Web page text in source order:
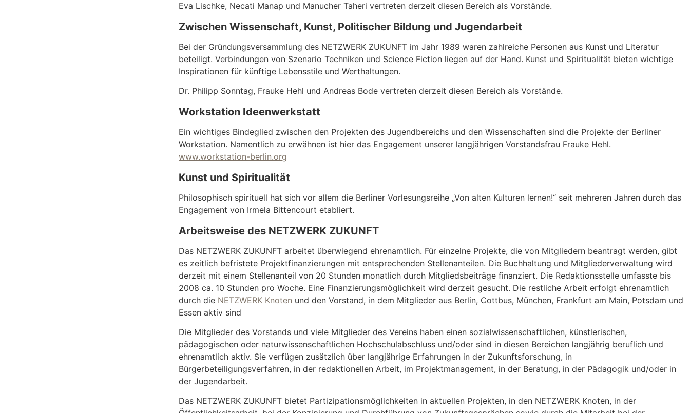
Eva Lischke, Necati Manap und Manucher Taheri vertreten derzeit diesen Bereich als Vorstände.
Zwischen Wissenschaft, Kunst, Politischer Bildung und Jugendarbeit
Bei der Gründungsversammlung des NETZWERK ZUKUNFT im Jahr 1989 waren zahlreiche Personen aus Kunst und Literatur
beteiligt. Verbindungen von Szenario Techniken und Science Fiction liegen auf der Hand. Kunst und Spiritualität bieten wichtige
Inspirationen für künftige Lebensstile und Werthaltungen.
Dr. Philipp Sonntag, Frauke Hehl und Andreas Bode vertreten derzeit diesen Bereich als Vorstände.
Workstation Ideenwerkstatt
Ein wichtiges Bindeglied zwischen den Projekten des Jugendbereichs und den Wissenschaften sind die Projekte der Berliner
Workstation. Namentlich zu erwähnen ist hier das Engagement unserer langjährigen Vorstandsfrau Frauke Hehl.
www.workstation-berlin.org
Kunst und Spiritualität
Philosophisch spirituell hat sich vor allem die Berliner Vorlesungsreihe „Von alten Kulturen lernen!“ seit mehreren Jahren durch das
Engagement von Irmela Bittencourt etabliert.
Arbeitsweise des NETZWERK ZUKUNFT
Das NETZWERK ZUKUNFT arbeitet überwiegend ehrenamtlich. Für einzelne Projekte, die von Mitgliedern beantragt werden, gibt
es zeitlich befristete Projektfinanzierungen mit entsprechenden Stellenanteilen. Die Buchhaltung und Mitgliederverwaltung wird
derzeit mit einem Stellenanteil von 20 Stunden monatlich durch Mitgliedsbeiträge finanziert. Die Redaktionsstelle umfasste bis
2008 ca. 10 Stunden pro Woche. Eine Finanzierungsmöglichkeit wird derzeit gesucht. Die restliche Arbeit erfolgt ehrenamtlich
durch die NETZWERK Knoten und den Vorstand, in dem Mitglieder aus Berlin, Cottbus, München, Frankfurt am Main, Potsdam und
Essen aktiv sind
Die Mitglieder des Vorstands und viele Mitglieder des Vereins haben einen sozialwissenschaftlichen, künstlerischen,
pädagogischen oder naturwissenschaftlichen Hochschulabschluss und/oder sind in diesen Bereichen langjährig beruflich und
ehrenamtlich aktiv. Sie verfügen zusätzlich über langjährige Erfahrungen in der Zukunftsforschung, in
Bürgerbeteiligungsverfahren, in der redaktionellen Arbeit, im Projektmanagement, in der Beratung, in der Pädagogik und/oder in
der Jugendarbeit.
Das NETZWERK ZUKUNFT bietet Partizipationsmöglichkeiten in aktuellen Projekten, in den NETZWERK Knoten, in der